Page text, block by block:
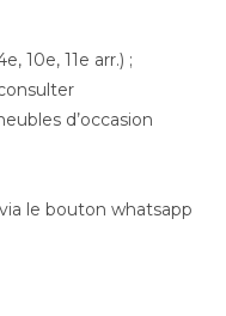
10e, 11e arr.) ;
d’occasion
le bouton whatsapp